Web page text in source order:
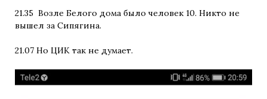
21.35 Возле Белого дома было человек 10. Никто не
вышел за Сипягина.
21.07 Но ЦИК так не думает.